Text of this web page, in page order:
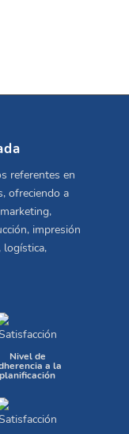
referentes en
ofreciendo a
impresión
Nivel de
a la
planificación